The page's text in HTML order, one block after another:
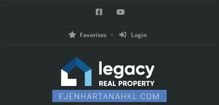
Favorites Login